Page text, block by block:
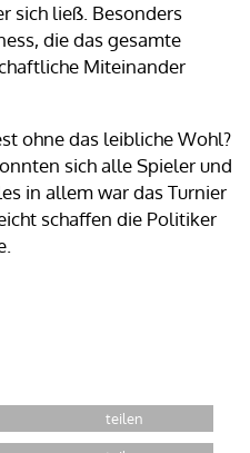
sich ließ. Besonders
die das gesamte
Miteinander
ohne das leibliche Wohl?
sich alle Spieler und
in allem war das Turnier
schaffen die Politiker